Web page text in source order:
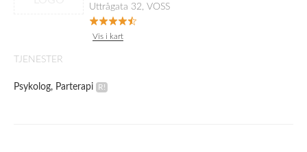
Uttrågata 32, VOSS
Vis i kart
TJENESTER
Psykolog, Parterapi